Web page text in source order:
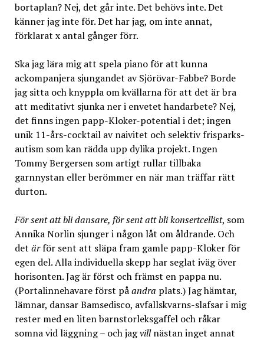
bortaplan? Nej, det går inte. Det behövs inte. Det
känner jag inte för. Det har jag, om inte annat,
förklarat x antal gånger förr.
Ska jag lära mig att spela piano för att kunna
ackompanjera sjungandet av Sjörövar-Fabbe? Borde
jag sitta och knyppla om kvällarna för att det är bra
att meditativt sjunka ner i envetet handarbete? Nej,
det finns ingen papp-Kloker-potential i det; ingen
unik 11-års-cocktail av naivitet och selektiv frisparks-
autism som kan rädda upp dylika projekt. Ingen
Tommy Bergersen som artigt rullar tillbaka
garnnystan eller berömmer en när man träffar rätt
durton.
För sent att bli dansare, för sent att bli konsertcellist, som
Annika Norlin sjunger i någon låt om åldrande. Och
det ärför sent att släpa fram gamle papp-Kloker för
egen del. Alla individuella skepp har seglat iväg över
horisonten. Jag är först och främst en pappa nu.
(Portalinnehavare först påandra plats.) Jag hämtar,
lämnar, dansar Bamsedisco, avfallskvarns-slafsar i mig
rester med en liten barnstorleksgaffel och råkar
somna vid läggning – och jagvillnästan inget annat